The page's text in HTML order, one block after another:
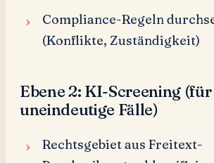
Compliance-Regeln
(Konflikte, Zuständigkeit)
Ebene 2: KI-Screening (für
uneindeutige Fälle)
Rechtsgebiet aus Freitext-